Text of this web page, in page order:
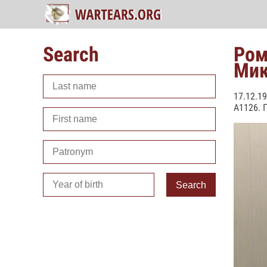
Search
Search
А1126.